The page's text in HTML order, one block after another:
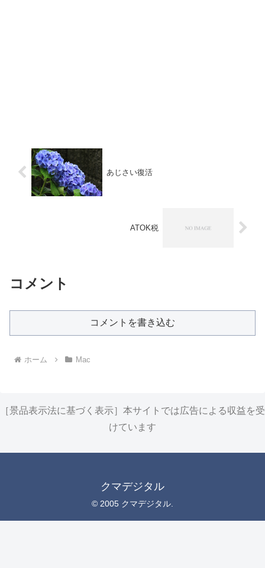
あじさい復活
ATOK税
コメント
コメントを書き込む
ホーム Mac
［景品表示法に基づく表示］本サイトでは広告による収益を受
けています
クマデジタル
© 2005 クマデジタル.